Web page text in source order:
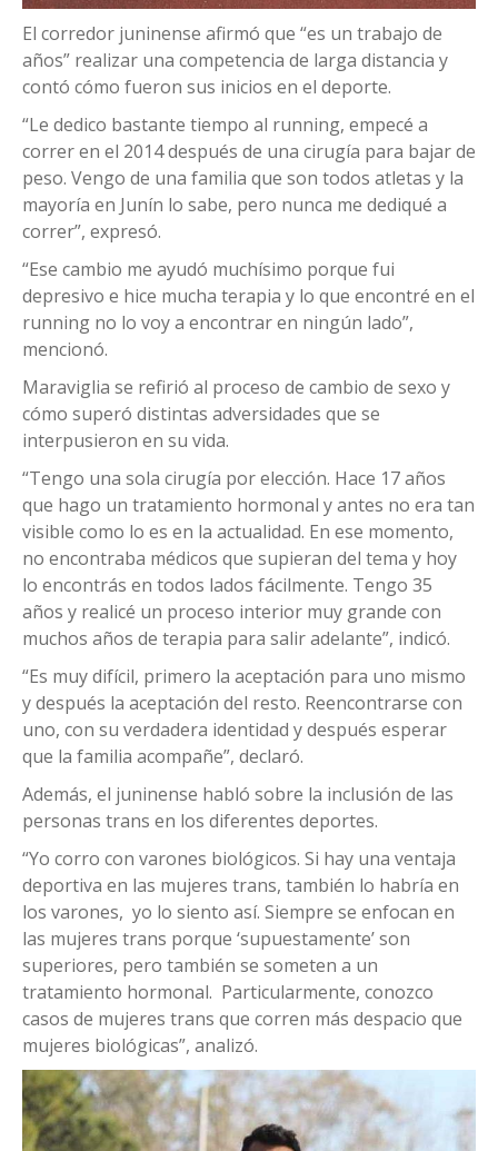
El corredor juninense afirmó que “es un trabajo de
años” realizar una competencia de larga distancia y
contó cómo fueron sus inicios en el deporte.
“Le dedico bastante tiempo al running, empecé a
correr en el 2014 después de una cirugía para bajar de
peso. Vengo de una familia que son todos atletas y la
mayoría en Junín lo sabe, pero nunca me dediqué a
correr”, expresó.
“Ese cambio me ayudó muchísimo porque fui
depresivo e hice mucha terapia y lo que encontré en el
running no lo voy a encontrar en ningún lado”,
mencionó.
Maraviglia se refirió al proceso de cambio de sexo y
cómo superó distintas adversidades que se
interpusieron en su vida.
“Tengo una sola cirugía por elección. Hace 17 años
que hago un tratamiento hormonal y antes no era tan
visible como lo es en la actualidad. En ese momento,
no encontraba médicos que supieran del tema y hoy
lo encontrás en todos lados fácilmente. Tengo 35
años y realicé un proceso interior muy grande con
muchos años de terapia para salir adelante”, indicó.
“Es muy difícil, primero la aceptación para uno mismo
y después la aceptación del resto. Reencontrarse con
uno, con su verdadera identidad y después esperar
que la familia acompañe”, declaró.
Además, el juninense habló sobre la inclusión de las
personas trans en los diferentes deportes.
“Yo corro con varones biológicos. Si hay una ventaja
deportiva en las mujeres trans, también lo habría en
los varones, yo lo siento así. Siempre se enfocan en
las mujeres trans porque ‘supuestamente’ son
superiores, pero también se someten a un
tratamiento hormonal. Particularmente, conozco
casos de mujeres trans que corren más despacio que
mujeres biológicas”, analizó.